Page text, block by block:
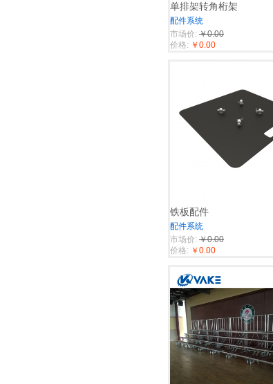
单排架转角桁架
配件系统
市场价: ￥0.00
价格: ￥0.00
铁板配件
配件系统
市场价: ￥0.00
价格: ￥0.00